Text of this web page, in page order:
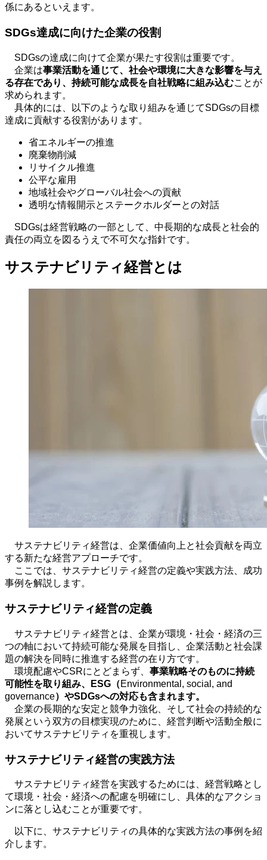
係にあるといえます。
SDGs達成に向けた企業の役割
SDGsの達成に向けて企業が果たす役割は重要です。
企業は事業活動を通じて、社会や環境に大きな影響を与え
る存在であり、持続可能な成長を自社戦略に組み込むことが
求められます。
具体的には、以下のような取り組みを通じてSDGsの目標
達成に貢献する役割があります。
省エネルギーの推進
廃棄物削減
リサイクル推進
公平な雇用
地域社会やグローバル社会への貢献
透明な情報開示とステークホルダーとの対話
SDGsは経営戦略の一部として、中長期的な成長と社会的
責任の両立を図るうえで不可欠な指針です。
サステナビリティ経営とは
サステナビリティ経営は、企業価値向上と社会貢献を両立
する新たな経営アプローチです。
ここでは、サステナビリティ経営の定義や実践方法、成功
事例を解説します。
サステナビリティ経営の定義
サステナビリティ経営とは、企業が環境・社会・経済の三
つの軸において持続可能な発展を目指し、企業活動と社会課
題の解決を同時に推進する経営の在り方です。
環境配慮やCSRにとどまらず、 事業戦略そのものに持続
可能性を取り組み、
ESG （Environmental, social, and
governance）やSDGsへの対応も含まれます。
企業の長期的な安定と競争力強化、そして社会の持続的な
発展という双方の目標実現のために、経営判断や活動全般に
おいてサステナビリティを重視します。
サステナビリティ経営の実践方法
サステナビリティ経営を実践するためには、経営戦略とし
て環境・社会・経済への配慮を明確にし、具体的なアクショ
ンに落とし込むことが重要です。
以下に、サステナビリティの具体的な実践方法の事例を紹
介します。